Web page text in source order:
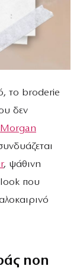
το broderie
δεν
Morgan
, ψάθινη
look που
non